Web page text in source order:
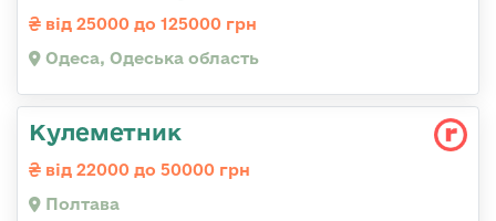
від 25000 до 125000 грн
Одеса, Одеська область
Кулеметник
від 22000 до 50000 грн
Полтава